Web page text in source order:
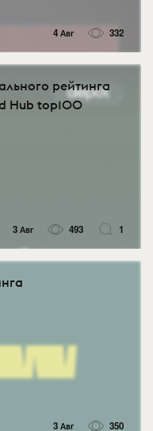
4 Авг 332
рейтинга
Hub top100
3 Авг 493 1
3 Авг 350